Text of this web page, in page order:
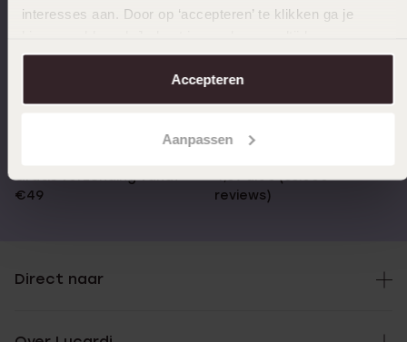
interesses aan. Door op ‘accepteren’ te klikken ga je
aanpassen. Lees er meer over in onscookiebeleid.
Accepteren
Aanpassen
Op werkdagen voor 17.00
besteld, morgen in huis
14 dagen gratis
retourneren
Gratis verzending vanaf
€49
4,59 uit 5 (55.000+
reviews)
Direct naar